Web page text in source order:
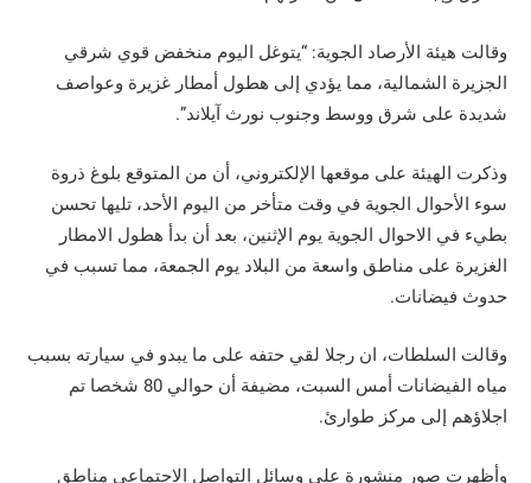
وقالت هيئة الأرصاد الجوية: “يتوغل اليوم منخفض قوي شرقي
الجزيرة الشمالية، مما يؤدي إلى هطول أمطار غزيرة وعواصف
شديدة على شرق ووسط وجنوب نورث آيلاند”.
وذكرت الهيئة على موقعها الإلكتروني، أن من المتوقع بلوغ ذروة
سوء الأحوال الجوية في وقت متأخر من اليوم الأحد، تليها تحسن
بطيء في الاحوال الجوية يوم الإثنين، بعد أن بدأ هطول الامطار
الغزيرة على مناطق واسعة من البلاد يوم الجمعة، مما تسبب في
حدوث فيضانات.
وقالت السلطات، ان رجلا لقي حتفه على ما يبدو في سيارته بسبب
مياه الفيضانات أمس السبت، مضيفة أن حوالي 80 شخصا تم
اجلاؤهم إلى مركز طوارئ.
وأظهرت صور منشورة على وسائل التواصل الاجتماعي مناطق